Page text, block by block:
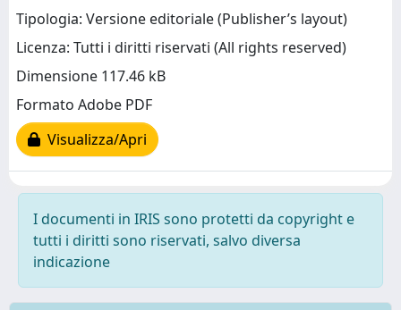
Tipologia: Versione editoriale (Publisher’s layout)
Licenza: Tutti i diritti riservati (All rights reserved)
Dimensione 117.46 kB
Formato Adobe PDF
Visualizza/Apri
I documenti in IRIS sono protetti da copyright e
tutti i diritti sono riservati, salvo diversa
indicazione